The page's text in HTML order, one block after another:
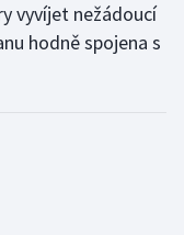
vyvíjet nežádoucí
hodně spojena s